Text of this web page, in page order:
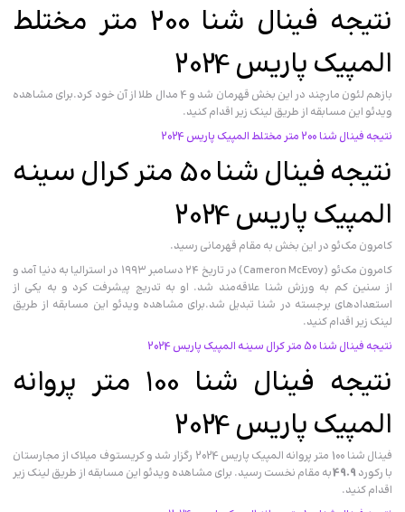
نتیجه فینال شنا 200 متر مختلط
المپیک پاریس 2024
بازهم لئون مارچند در این بخش قهرمان شد و 4 مدال طلا از آن خود کرد.برای مشاهده
ویدئو این مسابقه از طریق لینک زیر اقدام کنید.
نتیجه فینال شنا 200 متر مختلط المپیک پاریس 2024
نتیجه فینال شنا 50 متر کرال سینه
المپیک پاریس 2024
کامرون مک‌ئو در این بخش به مقام قهرمانی رسید.
کامرون مک‌ئو (Cameron McEvoy) در تاریخ ۲۴ دسامبر ۱۹۹۳ در استرالیا به دنیا آمد و
از سنین کم به ورزش شنا علاقه‌مند شد. او به تدریج پیشرفت کرد و به یکی از
استعدادهای برجسته در شنا تبدیل شد.برای مشاهده ویدئو این مسابقه از طریق
لینک زیر اقدام کنید.
نتیجه فینال شنا 50 متر کرال سینه المپیک پاریس 2024
نتیجه فینال شنا 100 متر پروانه
المپیک پاریس 2024
فینال شنا 100 متر پروانه المپیک پاریس 2024 رگزار شد و کریستوف میلاک از مجارستان
با رکورد49.9به مقام نخست رسید. برای مشاهده ویدئو این مسابقه از طریق لینک زیر
اقدام کنید.